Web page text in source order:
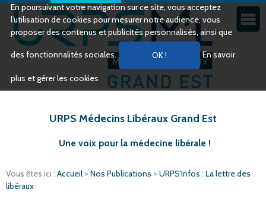
En poursuivant votre navigation sur ce site, vous acceptez
l’utilisation de cookies pour mesurer notre audience, vous
proposer des contenus et publicités personnalisés, ainsi que
des fonctionnalités sociales. En savoir
plus et gérer les cookies
URPS Médecins Libéraux Grand Est
Une voix pour la médecine libérale !
Vous êtes ici : Accueil > Nos Publications > URPS'Infos : La lettre des
libéraux